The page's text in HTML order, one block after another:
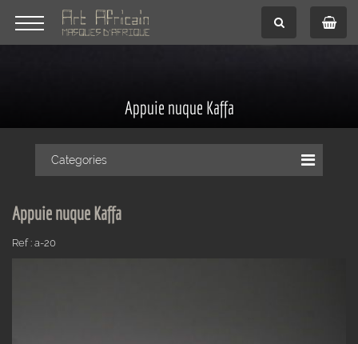
Appuie nuque Kaffa
Categories
Appuie nuque Kaffa
Ref : a-20